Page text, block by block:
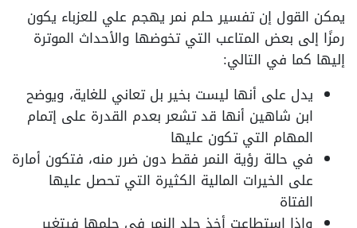
يمكن القول إن تفسير حلم نمر يهجم علي للعزباء يكون
رمزًا إلى بعض المتاعب التي تخوضها والأحداث الموترة
إليها كما في التالي:
يدل على أنها ليست بخير بل تعاني للغاية، ويوضح
ابن شاهين أنها قد تشعر بعدم القدرة على إتمام
المهام التي تكون عليها
في حالة رؤية النمر فقط دون ضرر منه، فتكون أمارة
على الخيرات المالية الكثيرة التي تحصل عليها
الفتاة
وإذا استطاعت أخذ جلد النمر في حلمها فيتغير